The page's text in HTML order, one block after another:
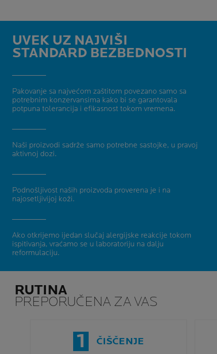
UVEK UZ NAJVIŠI
STANDARD BEZBEDNOSTI
Pakovanje sa najvećom zaštitom povezano samo sa
potrebnim konzervansima kako bi se garantovala
potpuna tolerancija i efikasnost tokom vremena.
Naši proizvodi sadrže samo potrebne sastojke, u pravoj
aktivnoj dozi.
Podnošljivost naših proizvoda proverena je i na
najosetljivijoj koži.
Ako otkrijemo ijedan slučaj alergijske reakcije tokom
ispitivanja, vraćamo se u laboratoriju na dalju
reformulaciju.
RUTINA
PREPORUČENA ZA VAS
1 ČIŠČENJE